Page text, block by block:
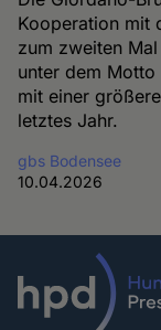
Kooperation mit
zum zweiten
unter dem
mit einer
letztes Jahr.
gbs Bodensee
10.04.2026